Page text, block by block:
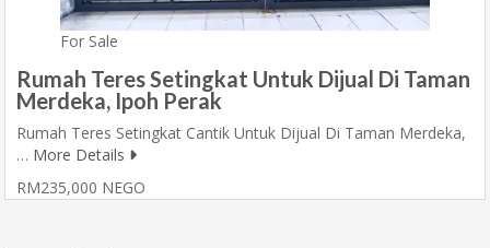
For Sale
Rumah Teres Setingkat Untuk Dijual Di Taman
Merdeka, Ipoh Perak
Rumah Teres Setingkat Cantik Untuk Dijual Di Taman Merdeka,
… More Details
RM235,000 NEGO